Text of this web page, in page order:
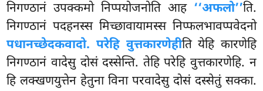
निगण्ठानं उपक्कमो निप्पयोजनोति आह ‘‘अफलो’’ति.
निगण्ठानं पदहनस्स मिच्छावायामस्स निप्फलभावप्पवेदनो
पधानच्छेदकवादो. परेहि वुत्तकारणेहीति येहि कारणेहि
निगण्ठानं वादेसु दोसं दस्सेन्ति. तेहि परेहि वुत्तकारणेहि. न
हि लक्खणयुत्तेन हेतुना विना परवादेसु दोसं दस्सेतुं सक्का.